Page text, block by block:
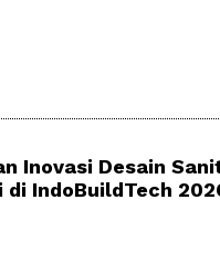
Inovasi Desain
di IndoBuildTech